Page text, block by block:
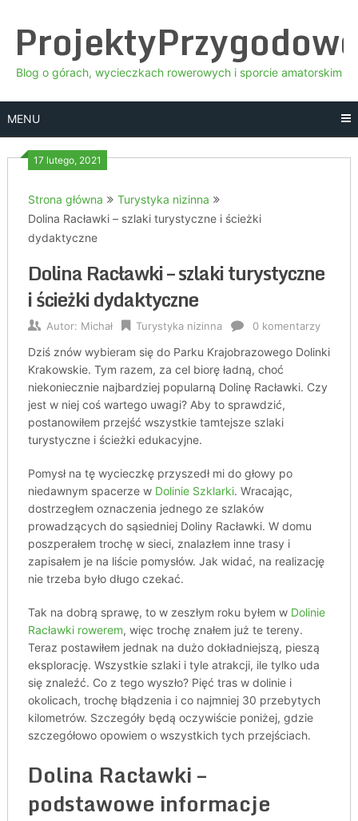
content
Blog o górach, wycieczkach rowerowych i sporcie amatorskim
MENU
17 lutego, 2021
Strona główna
Turystyka nizinna
Dolina Racławki – szlaki turystyczne i ścieżki
dydaktyczne
Dolina Racławki – szlaki turystyczne
i ścieżki dydaktyczne
Autor: Michał Turystyka nizinna 0 komentarzy
Dziś znów wybieram się do Parku Krajobrazowego Dolinki
Krakowskie. Tym razem, za cel biorę ładną, choć
niekoniecznie najbardziej popularną Dolinę Racławki. Czy
jest w niej coś wartego uwagi? Aby to sprawdzić,
postanowiłem przejść wszystkie tamtejsze szlaki
turystyczne i ścieżki edukacyjne.
Pomysł na tę wycieczkę przyszedł mi do głowy po
niedawnym spacerze w Dolinie Szklarki. Wracając,
dostrzegłem oznaczenia jednego ze szlaków
prowadzących do sąsiedniej Doliny Racławki. W domu
poszperałem trochę w sieci, znalazłem inne trasy i
zapisałem je na liście pomysłów. Jak widać, na realizację
nie trzeba było długo czekać.
Tak na dobrą sprawę, to w zeszłym roku byłem w Dolinie
Racławki rowerem, więc trochę znałem już te tereny.
Teraz postawiłem jednak na dużo dokładniejszą, pieszą
eksplorację. Wszystkie szlaki i tyle atrakcji, ile tylko uda
się znaleźć. Co z tego wyszło? Pięć tras w dolinie i
okolicach, trochę błądzenia i co najmniej 30 przebytych
kilometrów. Szczegóły będą oczywiście poniżej, gdzie
szczegółowo opowiem o wszystkich tych przejściach.
Dolina Racławki –
podstawowe informacje